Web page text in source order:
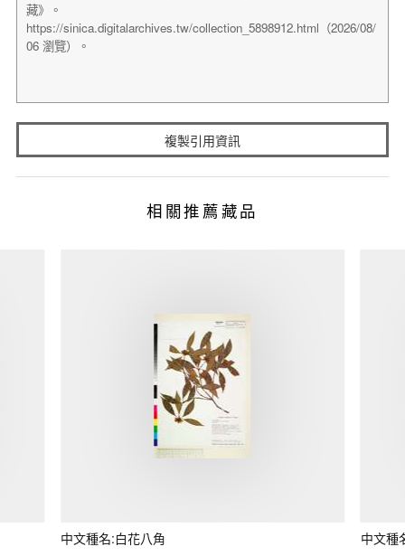
複製引用資訊
相關推薦藏品
中文種名:白花八角 中文種